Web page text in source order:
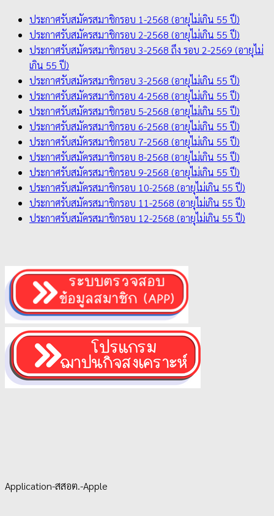
ประกาศรับสมัครสมาชิกรอบ 1-2568 (อายุไม่เกิน 55 ปี)
ประกาศรับสมัครสมาชิกรอบ 2-2568 (อายุไม่เกิน 55 ปี)
ประกาศรับสมัครสมาชิกรอบ 3-2568 ถึง รอบ 2-2569 (อายุไม่
เกิน 55 ปี)
ประกาศรับสมัครสมาชิกรอบ 3-2568 (อายุไม่เกิน 55 ปี)
ประกาศรับสมัครสมาชิกรอบ 4-2568 (อายุไม่เกิน 55 ปี)
ประกาศรับสมัครสมาชิกรอบ 5-2568 (อายุไม่เกิน 55 ปี)
ประกาศรับสมัครสมาชิกรอบ 6-2568 (อายุไม่เกิน 55 ปี)
ประกาศรับสมัครสมาชิกรอบ 7-2568 (อายุไม่เกิน 55 ปี)
ประกาศรับสมัครสมาชิกรอบ 8-2568 (อายุไม่เกิน 55 ปี)
ประกาศรับสมัครสมาชิกรอบ 9-2568 (อายุไม่เกิน 55 ปี)
ประกาศรับสมัครสมาชิกรอบ 10-2568 (อายุไม่เกิน 55 ปี)
ประกาศรับสมัครสมาชิกรอบ 11-2568 (อายุไม่เกิน 55 ปี)
ประกาศรับสมัครสมาชิกรอบ 12-2568 (อายุไม่เกิน 55 ปี)
Application-สสอต.-Apple